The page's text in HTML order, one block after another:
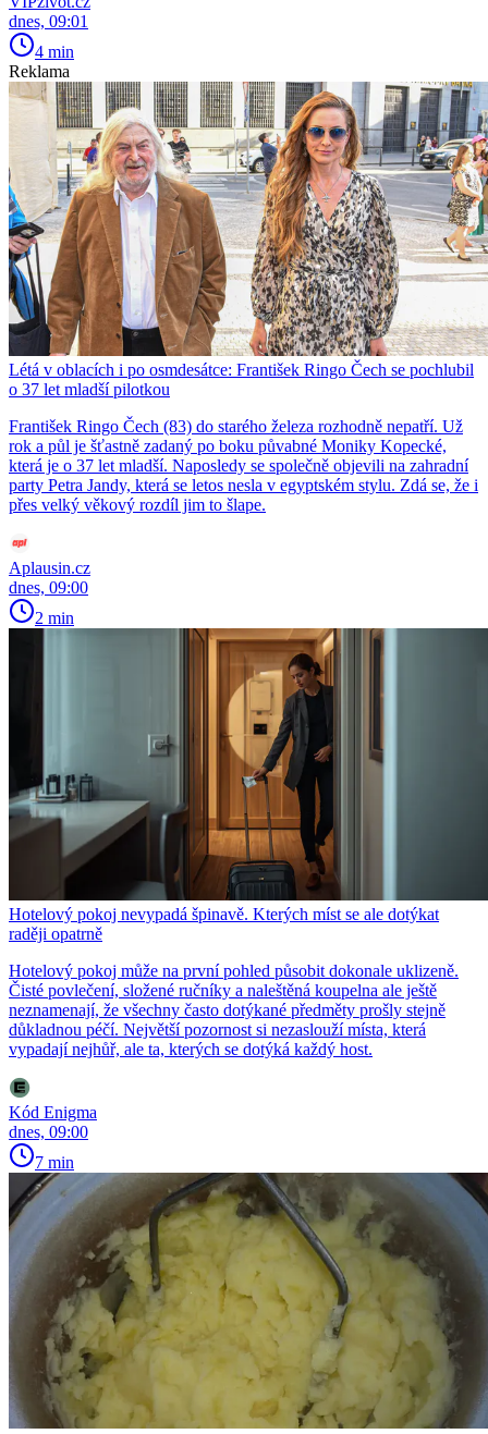
dnes, 09:01
4 min
Reklama
Létá v oblacích i po osmdesátce: František Ringo Čech se pochlubil
o 37 let mladší pilotkou
František Ringo Čech (83) do starého železa rozhodně nepatří. Už
rok a půl je šťastně zadaný po boku půvabné Moniky Kopecké,
která je o 37 let mladší. Naposledy se společně objevili na zahradní
party Petra Jandy, která se letos nesla v egyptském stylu. Zdá se, že i
přes velký věkový rozdíl jim to šlape.
Aplausin.cz
dnes, 09:00
2 min
Hotelový pokoj nevypadá špinavě. Kterých míst se ale dotýkat
raději opatrně
Hotelový pokoj může na první pohled působit dokonale uklizeně.
Čisté povlečení, složené ručníky a naleštěná koupelna ale ještě
neznamenají, že všechny často dotýkané předměty prošly stejně
důkladnou péčí. Největší pozornost si nezaslouží místa, která
vypadají nejhůř, ale ta, kterých se dotýká každý host.
Kód Enigma
dnes, 09:00
7 min